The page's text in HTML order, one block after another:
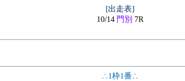
[出走表]
10/14 門別 7R
∴1枠1番∴